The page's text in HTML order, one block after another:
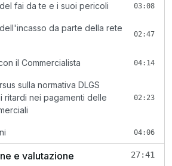
fai da te e i suoi pericoli 03:08
da parte della rete
02:47
il Commercialista 04:14
sulla normativa DLGS
ritardi nei pagamenti delle
02:23
04:06
e valutazione 27:41